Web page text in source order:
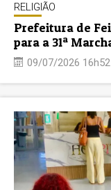
RELIGIÃO
Prefeitura de
para a 31ª
09/07/2026 16h52